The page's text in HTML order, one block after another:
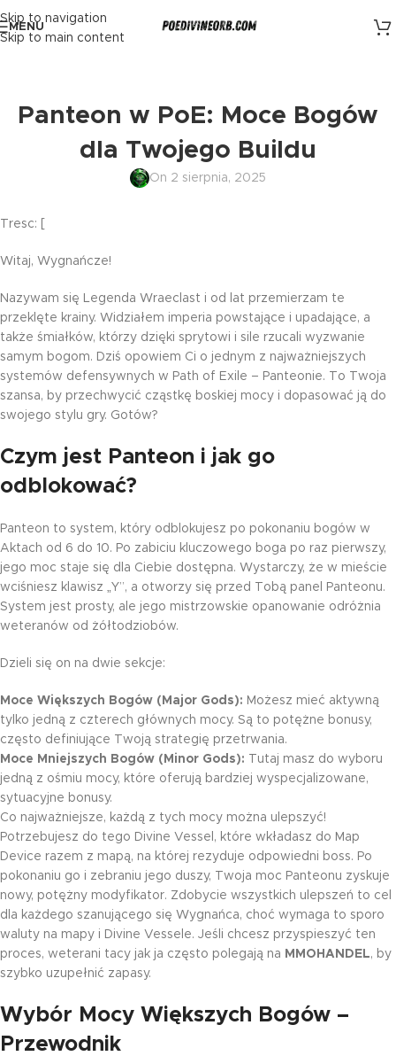
Skip to navigation
Skip to main content
MENU
Panteon w PoE: Moce Bogów
dla Twojego Buildu
On 2 sierpnia, 2025
Tresc: [
Witaj, Wygnańcze!
Nazywam się Legenda Wraeclast i od lat przemierzam te
przeklęte krainy. Widziałem imperia powstające i upadające, a
także śmiałków, którzy dzięki sprytowi i sile rzucali wyzwanie
samym bogom. Dziś opowiem Ci o jednym z najważniejszych
systemów defensywnych w Path of Exile – Panteonie. To Twoja
szansa, by przechwycić cząstkę boskiej mocy i dopasować ją do
swojego stylu gry. Gotów?
Czym jest Panteon i jak go
odblokować?
Panteon to system, który odblokujesz po pokonaniu bogów w
Aktach od 6 do 10. Po zabiciu kluczowego boga po raz pierwszy,
jego moc staje się dla Ciebie dostępna. Wystarczy, że w mieście
wciśniesz klawisz „Y”, a otworzy się przed Tobą panel Panteonu.
System jest prosty, ale jego mistrzowskie opanowanie odróżnia
weteranów od żółtodziobów.
Dzieli się on na dwie sekcje:
Moce Większych Bogów (Major Gods): Możesz mieć aktywną
tylko jedną z czterech głównych mocy. Są to potężne bonusy,
często definiujące Twoją strategię przetrwania.
Moce Mniejszych Bogów (Minor Gods): Tutaj masz do wyboru
jedną z ośmiu mocy, które oferują bardziej wyspecjalizowane,
sytuacyjne bonusy.
Co najważniejsze, każdą z tych mocy można ulepszyć!
Potrzebujesz do tego Divine Vessel, które wkładasz do Map
Device razem z mapą, na której rezyduje odpowiedni boss. Po
pokonaniu go i zebraniu jego duszy, Twoja moc Panteonu zyskuje
nowy, potężny modyfikator. Zdobycie wszystkich ulepszeń to cel
dla każdego szanującego się Wygnańca, choć wymaga to sporo
waluty na mapy i Divine Vessele. Jeśli chcesz przyspieszyć ten
proces, weterani tacy jak ja często polegają na MMOHANDEL, by
szybko uzupełnić zapasy.
Wybór Mocy Większych Bogów –
Przewodnik